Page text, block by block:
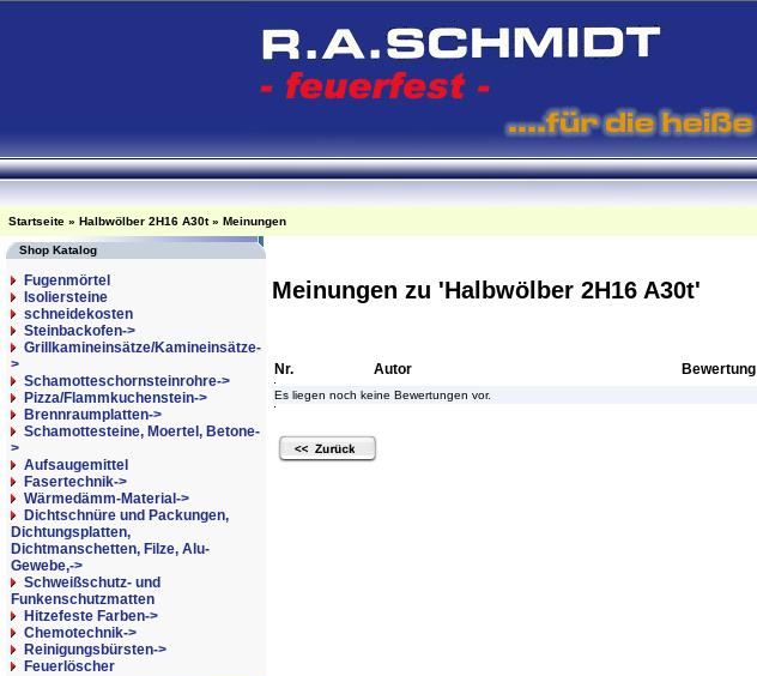
Startseite » Halbwölber 2H16 A30t» Meinungen
Shop Katalog
Fugenmörtel
Isoliersteine
schneidekosten
Steinbackofen->
Grillkamineinsätze/Kamineinsätze-
>
Schamotteschornsteinrohre->
Pizza/Flammkuchenstein->
Brennraumplatten->
Schamottesteine, Moertel, Betone-
>
Aufsaugemittel
Fasertechnik->
Wärmedämm-Material->
Dichtschnüre und Packungen,
Dichtungsplatten,
Dichtmanschetten, Filze, Alu-
Gewebe,->
Schweißschutz- und
Funkenschutzmatten
Hitzefeste Farben->
Chemotechnik->
Reinigungsbürsten->
Feuerlöscher
Meinungen zu 'Halbwölber 2H16 A30t'
Nr. Autor Bewertung
Es liegen noch keine Bewertungen vor.